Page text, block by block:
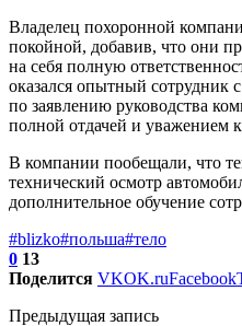
Владелец похоронной
покойной, добавив, что они
на себя полную
оказался опытный сотрудник
по заявлению руководства
полной отдачей и уважением
В компании пообещали, что
технический осмотр
дополнительное обучение
#blizko#польша#тело
0 13
Поделится VKOK.ruFacebook
Предыдущая запись